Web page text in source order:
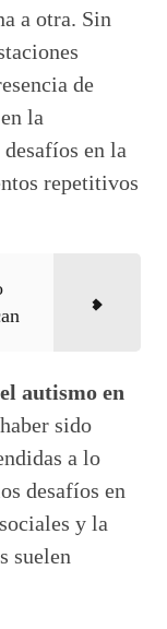
a otra. Sin
de
la
en la
repetitivos
autismo en
sido
a lo
desafíos en
y la
suelen